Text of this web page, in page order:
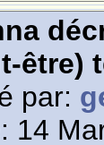
être)
par:
14